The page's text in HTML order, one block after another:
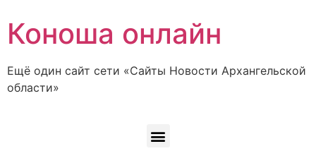
Коноша онлайн
Ещё один сайт сети «Сайты Новости Архангельской
области»